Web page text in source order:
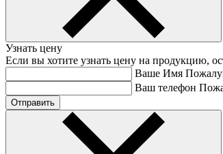
Узнать цену
Если вы хотите узнать цену на продукцию,
Ваше Имя
Ваш телефон